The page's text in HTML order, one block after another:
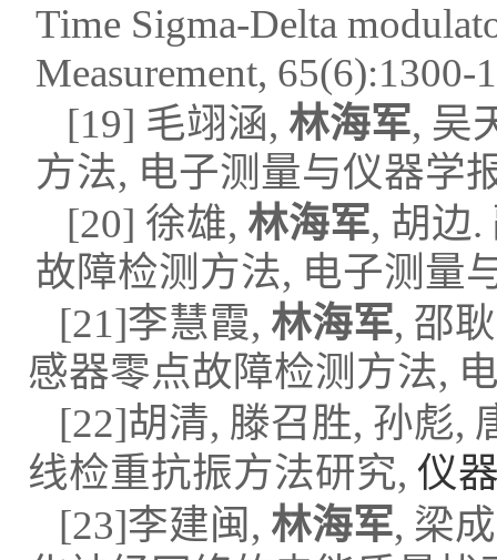
Time Sigma-Delta
Measurement, 65(6):1300-
[19] 毛翊涵, 林海军, 吴
方法, 电子测量与仪器学
[20] 徐雄, 林海军, 胡边.
故障检测方法, 电子测量
[21]李慧霞, 林海军, 邵
感器零点故障检测方法,
[22]胡清, 滕召胜, 孙彪,
线检重抗振方法研究, 仪
[23]李建闽, 林海军, 梁